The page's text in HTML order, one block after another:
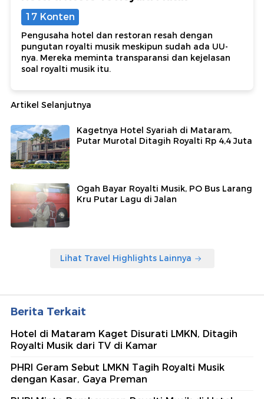
17 Konten
Pengusaha hotel dan restoran resah dengan
pungutan royalti musik meskipun sudah ada UU-
nya. Mereka meminta transparansi dan kejelasan
soal royalti musik itu.
Artikel Selanjutnya
Kagetnya Hotel Syariah di Mataram,
Putar Murotal Ditagih Royalti Rp 4,4 Juta
Ogah Bayar Royalti Musik, PO Bus Larang
Kru Putar Lagu di Jalan
Lihat Travel Highlights Lainnya
Berita Terkait
Hotel di Mataram Kaget Disurati LMKN, Ditagih
Royalti Musik dari TV di Kamar
PHRI Geram Sebut LMKN Tagih Royalti Musik
dengan Kasar, Gaya Preman